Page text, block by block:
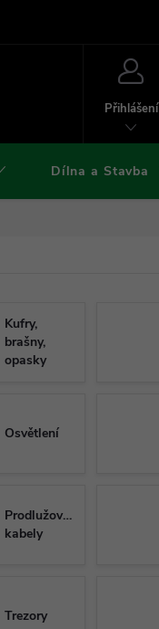
Přihlášení
Dílna a Stavba
Kufry,
brašny,
opasky
Osvětlení
Prodlužovací
kabely
Trezory